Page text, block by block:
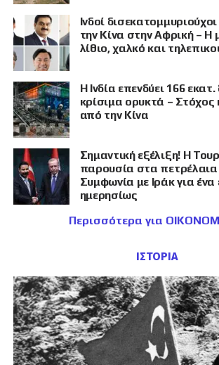
Ινδοί
την Κίνα στην Αφρική – Η
λίθιο, χαλκό και
Η Ινδία επενδύει 166
κρίσιμα ορυκτά –
από την Κίνα
Σημαντική εξέλιξη! Η
παρουσία στα πετρέλαια
Συμφωνία με Ιράκ για ένα
ημερησίως
Περισσότερα για
ΙΣΤΟΡΙΑ